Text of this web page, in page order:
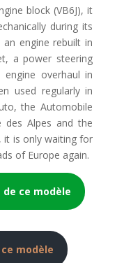
block (VB6J), it
during its
engine rebuilt in
a power steering
overhaul in
used regularly in
the Automobile
des Alpes and the
it is only waiting for
of Europe again.
ce modèle
modèle